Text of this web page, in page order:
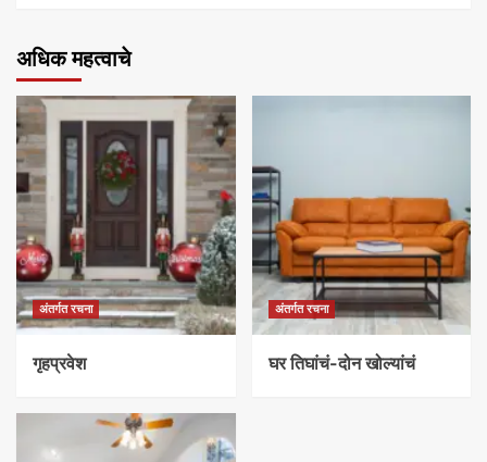
अधिक महत्वाचे
अंतर्गत रचना
गृहप्रवेश
अंतर्गत रचना
घर तिघांचं-दोन खोल्यांचं